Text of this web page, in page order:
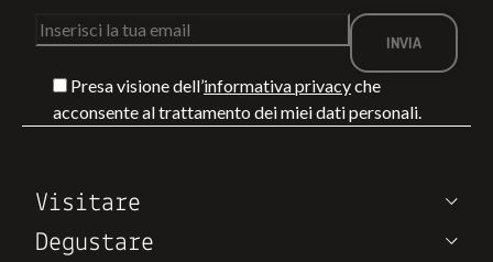
Presa visione dell’informativa privacyche
acconsente al trattamento dei miei dati personali.
Visitare
Degustare